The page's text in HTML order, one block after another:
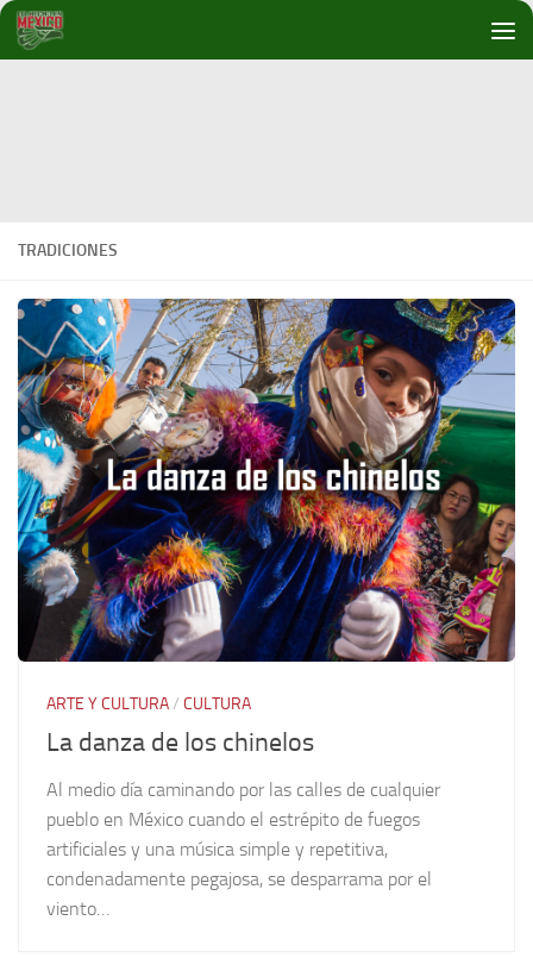
Debajo del contenido
TRADICIONES
ARTE Y CULTURA/ CULTURA
La danza de los chinelos
Al medio día caminando por las calles de cualquier
pueblo en México cuando el estrépito de fuegos
artificiales y una música simple y repetitiva,
condenadamente pegajosa, se desparrama por el
viento…